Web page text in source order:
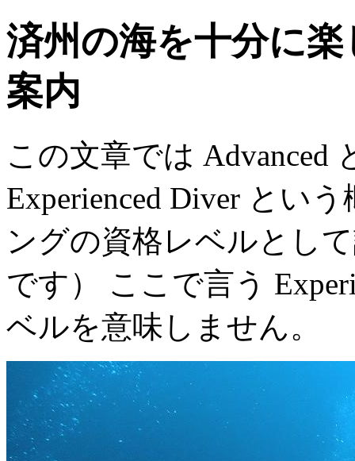
済州の海を十分に
案内
この文章では Advanced
Experienced Diver とい
ングの資格レベルとし
です） ここで言う
ベルを意味しません。